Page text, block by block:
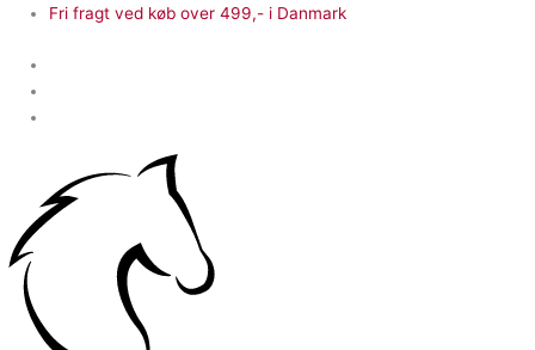
indholdet
Fri fragt ved køb over 499,- i Danmark